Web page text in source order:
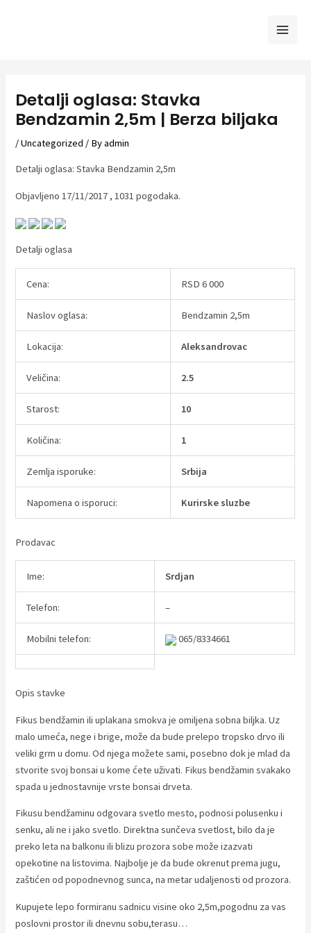
Detalji oglasa: Stavka
Bendzamin 2,5m | Berza biljaka
/Uncategorized / Byadmin
Detalji oglasa: Stavka Bendzamin 2,5m
Objavljeno 17/11/2017 , 1031 pogodaka.
Detalji oglasa
Cena: RSD 6 000
Naslov oglasa: Bendzamin 2,5m
Lokacija: Aleksandrovac
Veličina: 2.5
Starost: 10
Količina: 1
Zemlja isporuke: Srbija
Napomena o isporuci: Kurirske sluzbe
Prodavac
Ime: Srdjan
Telefon: –
Mobilni telefon: 065/8334661
Opis stavke
Fikus bendžamin ili uplakana smokva je omiljena sobna biljka. Uz
malo umeća, nege i brige, može da bude prelepo tropsko drvo ili
veliki grm u domu. Od njega možete sami, posebno dok je mlad da
stvorite svoj bonsai u kome ćete uživati. Fikus bendžamin svakako
spada u jednostavnije vrste bonsai drveta.
Fikusu bendžaminu odgovara svetlo mesto, podnosi polusenku i
senku, ali ne i jako svetlo. Direktna sunčeva svetlost, bilo da je
preko leta na balkonu ili blizu prozora sobe može izazvati
opekotine na listovima. Najbolje je da bude okrenut prema jugu,
zaštićen od popodnevnog sunca, na metar udaljenosti od prozora.
Kupujete lepo formiranu sadnicu visine oko 2,5m,pogodnu za vas
poslovni prostor ili dnevnu sobu,terasu…